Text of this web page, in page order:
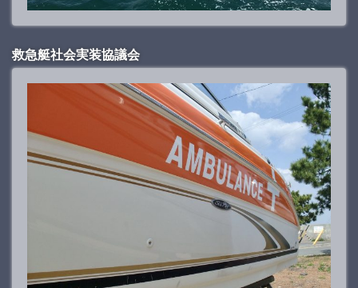
救急艇社会実装協議会